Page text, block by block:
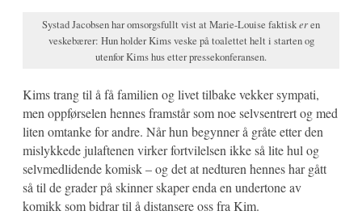
Systad Jacobsen har omsorgsfullt vist at Marie-Louise faktiskeren
veskebærer: Hun holder Kims veske på toalettet helt i starten og
utenfor Kims hus etter pressekonferansen.
Kims trang til å få familien og livet tilbake vekker sympati,
men oppførselen hennes framstår som noe selvsentrert og med
liten omtanke for andre. Når hun begynner å gråte etter den
mislykkede julaftenen virker fortvilelsen ikke så lite hul og
selvmedlidende komisk – og det at nedturen hennes har gått
så til de grader på skinner skaper enda en undertone av
komikk som bidrar til å distansere oss fra Kim.